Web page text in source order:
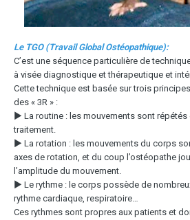
Le TGO (Travail Global Ostéopathique):
C’est une séquence particulière de
à visée diagnostique et thérapeutique et
Cette technique est basée sur trois
des « 3R » :
▶ La routine : les mouvements sont
traitement.
▶ La rotation : les mouvements du corps
axes de rotation, et du coup l’ostéopathe
l’amplitude du mouvement.
▶ Le rythme : le corps possède de
rythme cardiaque, respiratoire…
Ces rythmes sont propres aux patients et